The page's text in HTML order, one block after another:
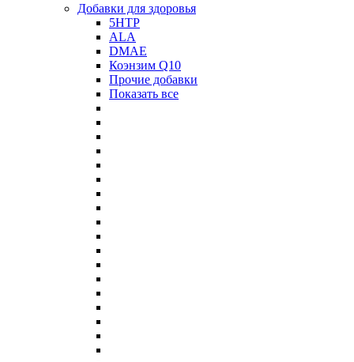
Добавки для здоровья
5HTP
ALA
DMAE
Коэнзим Q10
Прочие добавки
Показать все